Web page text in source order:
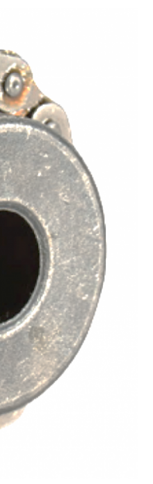
Fabricante
Fábrica de
Corrente para
Corrente
Corrente Transportadora
Correntes
Correntes Transportadoras
Distribuidor de